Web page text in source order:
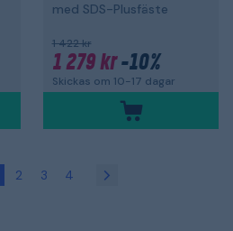
med SDS-Plusfäste
1 422 kr
1 279 kr-10%
Skickas om 10-17 dagar
2 3 4